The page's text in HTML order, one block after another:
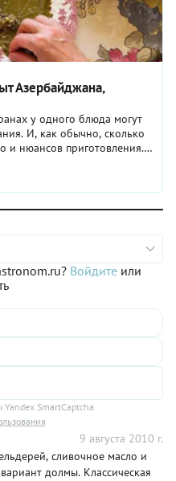
Азербайджана,
у одного блюда могут
И, как обычно, сколько
и нюансов приготовления.
приготовленные в
отличаются друг от друга.
для толмы армянин? Какие
для приготовления
пряной травы не
Войдите или
SmartCaptcha
9 августа 2010 г.
сливочное масло и
Классическая